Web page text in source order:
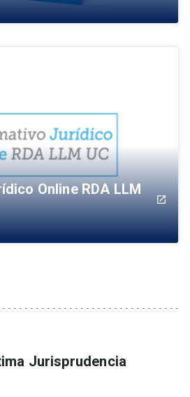
Online RDA LLM
launch
Jurisprudencia